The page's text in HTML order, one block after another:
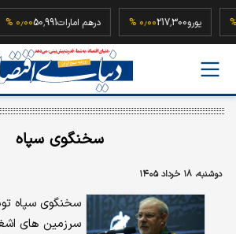
% یورو217,300۰٫۰۰ % درهم امارات50,991۰٫۰۰ %
سخنگوی سپاه
دوشنبه، ۱۸ خرداد ۱۴۰۵
سخنگوی سپاه
سرزمین های